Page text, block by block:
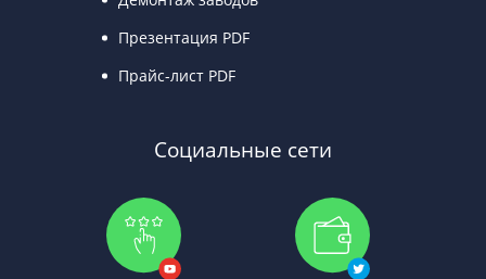
Презентация PDF
Прайс-лист PDF
Социальные сети